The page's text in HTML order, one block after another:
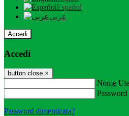
Español
عربى
Accedi
Accedi
button close ×
Nome
Password
Password dimenticata?